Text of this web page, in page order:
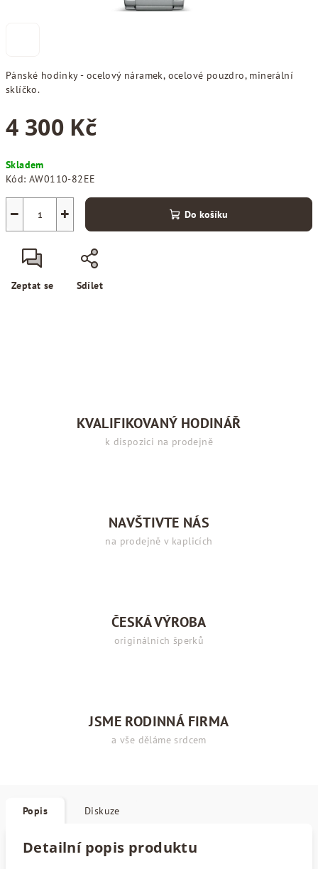
Pánské hodinky - ocelový náramek, ocelové pouzdro, minerální
sklíčko.
4 300 Kč
cena:
Skladem
Kód: AW0110-82EE
+
− Do košíku
Zeptat se Sdílet
KVALIFIKOVANÝ HODINÁŘ
k dispozici na prodejně
NAVŠTIVTE NÁS
na prodejně v kaplicích
ČESKÁ VÝROBA
originálních šperků
JSME RODINNÁ FIRMA
a vše děláme srdcem
Popis Diskuze
Detailní popis produktu